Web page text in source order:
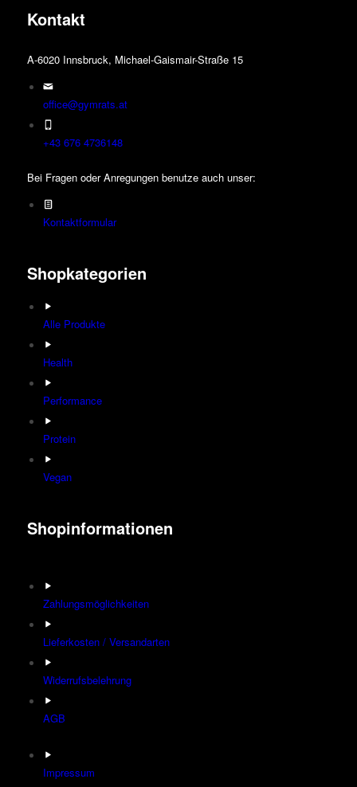
Kontakt
A-6020 Innsbruck, Michael-Gaismair-Straße 15
office@gymrats.at
+43 676 4736148
Bei Fragen oder Anregungen benutze auch unser:
Kontaktformular
Shopkategorien
Alle Produkte
Health
Performance
Protein
Vegan
Shopinformationen
Zahlungsmöglichkeiten
Lieferkosten / Versandarten
Widerrufsbelehrung
AGB
Impressum